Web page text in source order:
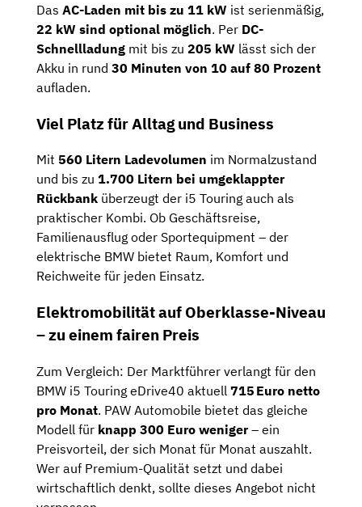
Das AC-Laden mit bis zu 11 kW ist serienmäßig,
22 kW sind optional möglich. Per DC-
Schnellladung mit bis zu 205 kW lässt sich der
Akku in rund 30 Minuten von 10 auf 80 Prozent
aufladen.
Viel Platz für Alltag und Business
Mit 560 Litern Ladevolumen im Normalzustand
und bis zu 1.700 Litern bei umgeklappter
Rückbank überzeugt der i5 Touring auch als
praktischer Kombi. Ob Geschäftsreise,
Familienausflug oder Sportequipment – der
elektrische BMW bietet Raum, Komfort und
Reichweite für jeden Einsatz.
Elektromobilität auf Oberklasse-Niveau
– zu einem fairen Preis
Zum Vergleich: Der Marktführer verlangt für den
BMW i5 Touring eDrive40 aktuell 715 Euro netto
pro Monat. PAW Automobile bietet das gleiche
Modell für knapp 300 Euro weniger– ein
Preisvorteil, der sich Monat für Monat auszahlt.
Wer auf Premium-Qualität setzt und dabei
wirtschaftlich denkt, sollte dieses Angebot nicht